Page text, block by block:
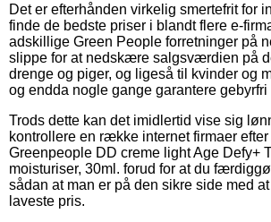
Det er efterhånden virkelig smertefrit for
finde de bedste priser i blandt flere e-
adskillige Green People forretninger på
slippe for at nedskære salgsværdien på
drenge og piger, og ligeså til kvinder og
og endda nogle gange garantere gebyrfri
Trods dette kan det imidlertid vise sig
kontrollere en række internet firmaer
Greenpeople DD creme light Age Defy+
moisturiser, 30ml. forud for at du
sådan at man er på den sikre side med
laveste pris.